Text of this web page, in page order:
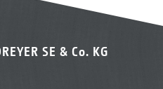
SE & Co. KG